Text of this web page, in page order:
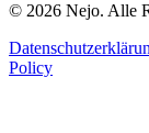
© 2026 Nejo. Alle
Policy